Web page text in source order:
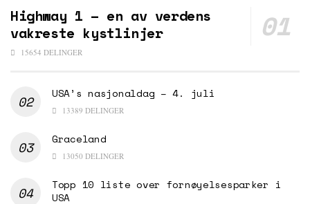
Highway 1 – en av verdens
vakreste kystlinjer
15654 DELINGER
USA’s nasjonaldag – 4. juli
13389 DELINGER
Graceland
13050 DELINGER
Topp 10 liste over fornøyelsesparker i
USA